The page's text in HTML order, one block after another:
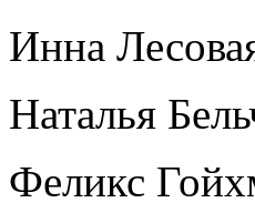
Инна
Наталья
Феликс